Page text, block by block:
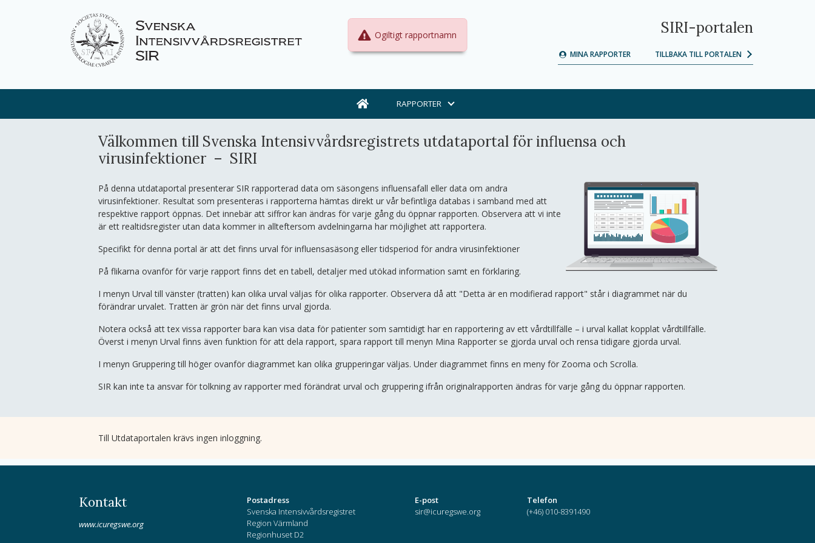
Ogiltigt rapportnamn SIRI-portalen
MINA RAPPORTER TILLBAKA TILL PORTALEN
RAPPORTER
Välkommen till Svenska Intensivvårdsregistrets utdataportal för influensa och
virusinfektioner – SIRI
På denna utdataportal presenterar SIR rapporterad data om säsongens influensafall eller data om andra
virusinfektioner. Resultat som presenteras i rapporterna hämtas direkt ur vår befintliga databas i samband med att
respektive rapport öppnas. Det innebär att siffror kan ändras för varje gång du öppnar rapporten. Observera att vi inte
är ett realtidsregister utan data kommer in allteftersom avdelningarna har möjlighet att rapportera.
Specifikt för denna portal är att det finns urval för influensasäsong eller tidsperiod för andra virusinfektioner
På flikarna ovanför för varje rapport finns det en tabell, detaljer med utökad information samt en förklaring.
I menyn Urval till vänster (tratten) kan olika urval väljas för olika rapporter. Observera då att "Detta är en modifierad rapport" står i diagrammet när du
förändrar urvalet. Tratten är grön när det finns urval gjorda.
Notera också att tex vissa rapporter bara kan visa data för patienter som samtidigt har en rapportering av ett vårdtillfälle – i urval kallat kopplat vårdtillfälle.
Överst i menyn Urval finns även funktion för att dela rapport, spara rapport till menyn Mina Rapporter se gjorda urval och rensa tidigare gjorda urval.
I menyn Gruppering till höger ovanför diagrammet kan olika grupperingar väljas. Under diagrammet finns en meny för Zooma och Scrolla.
SIR kan inte ta ansvar för tolkning av rapporter med förändrat urval och gruppering ifrån originalrapporten ändras för varje gång du öppnar rapporten.
Till Utdataportalen krävs ingen inloggning.
Kontakt
www.icuregswe.org
Postadress
Svenska Intensivvårdsregistret
Region Värmland
Regionhuset D2
E-post
sir@icuregswe.org
Telefon
(+46) 010-8391490